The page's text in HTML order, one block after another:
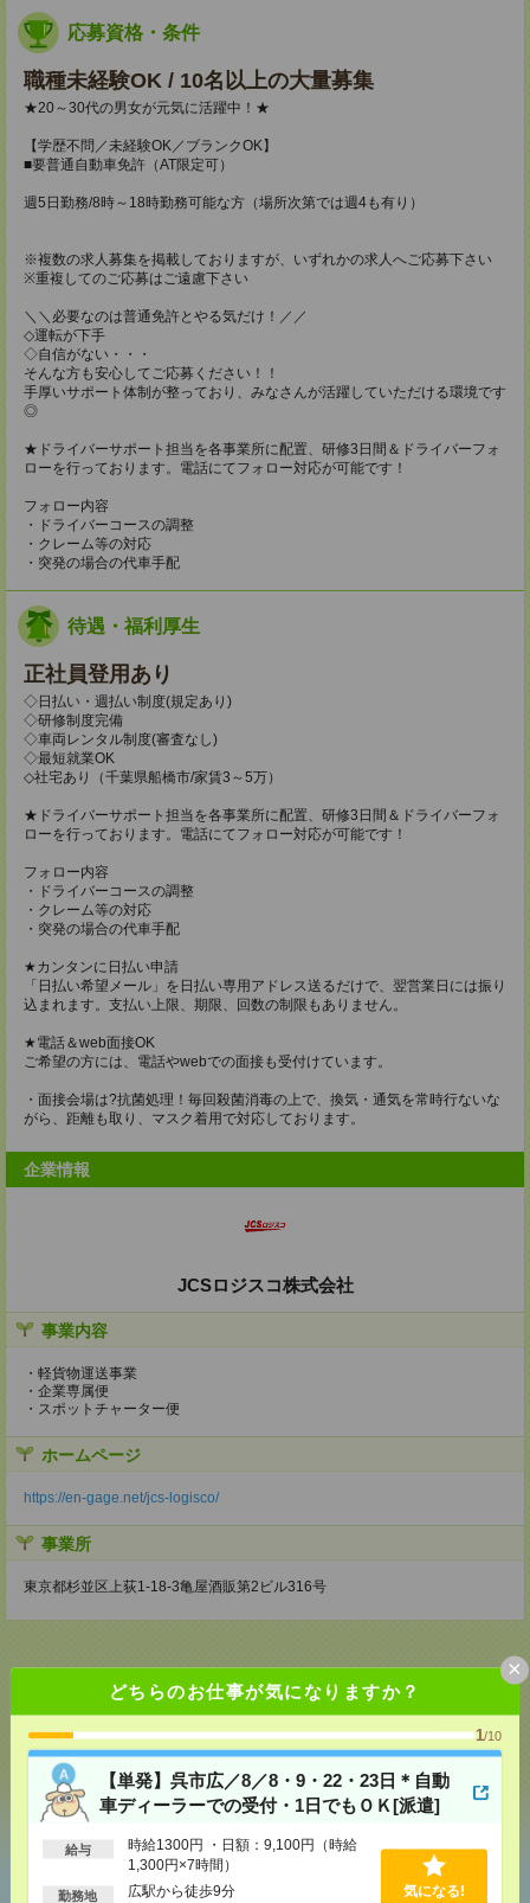
どちらのお仕事が気になりますか？
1/10
【単発】呉市広／8／8・9・22・23日＊自動
車ディーラーでの受付・1日でもＯＫ[派遣]
給与
時給1300円 ・日額：9,100円（時給
1,300円×7時間）
勤務地 広駅から徒歩9分 気になる!
×
応募資格・条件
職種未経験OK / 10名以上の大量募集
★20～30代の男女が元気に活躍中！★
【学歴不問／未経験OK／ブランクOK】
■要普通自動車免許（AT限定可）
週5日勤務/8時～18時勤務可能な方（場所次第では週4も有り）
※複数の求人募集を掲載しておりますが、いずれかの求人へご応募下さい
※重複してのご応募はご遠慮下さい
＼＼必要なのは普通免許とやる気だけ！／／
◇運転が下手
◇自信がない・・・
そんな方も安心してご応募ください！！
手厚いサポート体制が整っており、みなさんが活躍していただける環境です
◎
★ドライバーサポート担当を各事業所に配置、研修3日間＆ドライバーフォ
ローを行っております。電話にてフォロー対応が可能です！
フォロー内容
・ドライバーコースの調整
・クレーム等の対応
・突発の場合の代車手配
待遇・福利厚生
正社員登用あり
◇日払い・週払い制度(規定あり)
◇研修制度完備
◇車両レンタル制度(審査なし)
◇最短就業OK
◇社宅あり（千葉県船橋市/家賃3～5万）
★ドライバーサポート担当を各事業所に配置、研修3日間＆ドライバーフォ
ローを行っております。電話にてフォロー対応が可能です！
フォロー内容
・ドライバーコースの調整
・クレーム等の対応
・突発の場合の代車手配
★カンタンに日払い申請
「日払い希望メール」を日払い専用アドレス送るだけで、翌営業日には振り
込まれます。支払い上限、期限、回数の制限もありません。
★電話＆web面接OK
ご希望の方には、電話やwebでの面接も受付けています。
・面接会場は?抗菌処理！毎回殺菌消毒の上で、換気・通気を常時行ないな
がら、距離も取り、マスク着用で対応しております。
企業情報
JCSロジスコ株式会社
事業内容
・軽貨物運送事業
・企業専属便
・スポットチャーター便
ホームページ
https://en-gage.net/jcs-logisco/
事業所
東京都杉並区上荻1-18-3亀屋酒販第2ビル316号
応募ページへ
気になる！
あなたの閲覧履歴からの